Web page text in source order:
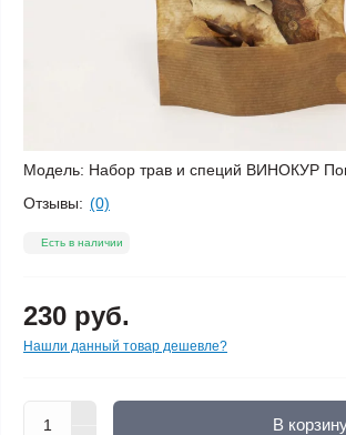
Модель: Набор трав и специй ВИНОКУР
Отзывы: (0)
Есть в наличии
230 руб.
Нашли данный товар дешевле?
В